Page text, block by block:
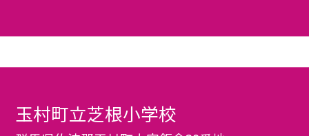
玉村町立芝根小学校